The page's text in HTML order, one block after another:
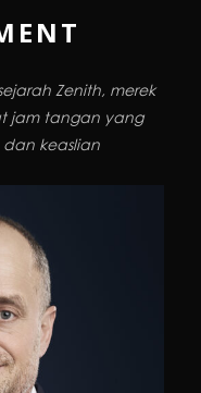
Zenith, merek
jam tangan yang
keaslian